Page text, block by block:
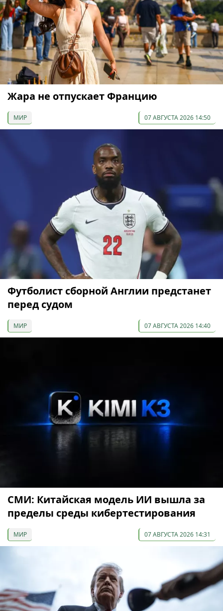
Жара не отпускает Францию
МИР 07 АВГУСТА 2026 14:50
Футболист сборной Англии предстанет
перед судом
МИР 07 АВГУСТА 2026 14:40
СМИ: Китайская модель ИИ вышла за
пределы среды кибертестирования
МИР 07 АВГУСТА 2026 14:31